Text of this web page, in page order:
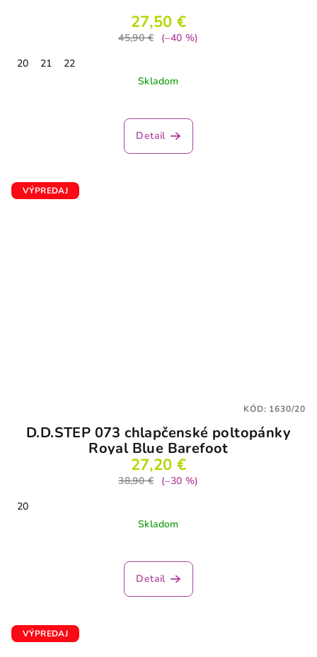
27,50 €
45,90 €
(–40 %)
20
21
22
Skladom
Detail
VÝPREDAJ
D.D.STEP 073 chlapčenské poltopánky
Royal Blue Barefoot
27,20 €
38,90 €
(–30 %)
20
Skladom
Detail
KÓD: 1630/20
VÝPREDAJ